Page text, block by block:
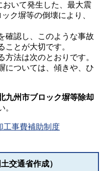
いて発生した、最大震
ク塀等の倒壊により、
確認し、このような事故
ことが大切です。
法は次のとおりです。
については、傾きや、ひ
九州市ブロック塀等除却
。
工事費補助制度
交通省作成）